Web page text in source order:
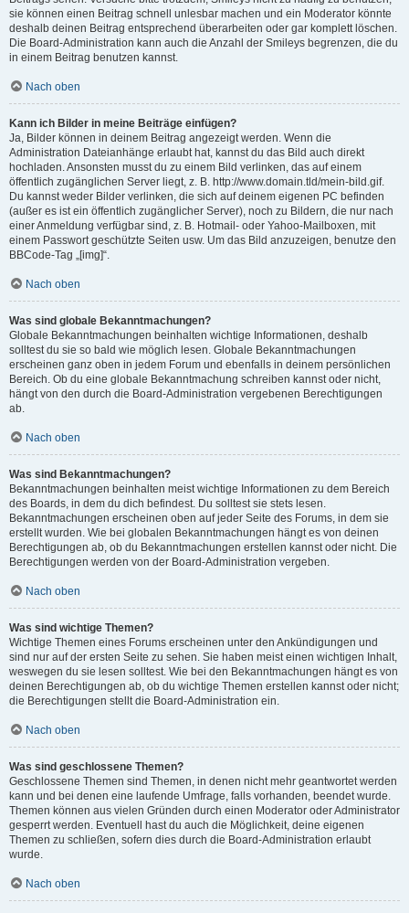
sie können einen Beitrag schnell unlesbar machen und ein Moderator könnte
deshalb deinen Beitrag entsprechend überarbeiten oder gar komplett löschen.
Die Board-Administration kann auch die Anzahl der Smileys begrenzen, die du
in einem Beitrag benutzen kannst.
Nach oben
Kann ich Bilder in meine Beiträge einfügen?
Ja, Bilder können in deinem Beitrag angezeigt werden. Wenn die
Administration Dateianhänge erlaubt hat, kannst du das Bild auch direkt
hochladen. Ansonsten musst du zu einem Bild verlinken, das auf einem
öffentlich zugänglichen Server liegt, z. B. http://www.domain.tld/mein-bild.gif.
Du kannst weder Bilder verlinken, die sich auf deinem eigenen PC befinden
(außer es ist ein öffentlich zugänglicher Server), noch zu Bildern, die nur nach
einer Anmeldung verfügbar sind, z. B. Hotmail- oder Yahoo-Mailboxen, mit
einem Passwort geschützte Seiten usw. Um das Bild anzuzeigen, benutze den
BBCode-Tag „[img]“.
Nach oben
Was sind globale Bekanntmachungen?
Globale Bekanntmachungen beinhalten wichtige Informationen, deshalb
solltest du sie so bald wie möglich lesen. Globale Bekanntmachungen
erscheinen ganz oben in jedem Forum und ebenfalls in deinem persönlichen
Bereich. Ob du eine globale Bekanntmachung schreiben kannst oder nicht,
hängt von den durch die Board-Administration vergebenen Berechtigungen
ab.
Nach oben
Was sind Bekanntmachungen?
Bekanntmachungen beinhalten meist wichtige Informationen zu dem Bereich
des Boards, in dem du dich befindest. Du solltest sie stets lesen.
Bekanntmachungen erscheinen oben auf jeder Seite des Forums, in dem sie
erstellt wurden. Wie bei globalen Bekanntmachungen hängt es von deinen
Berechtigungen ab, ob du Bekanntmachungen erstellen kannst oder nicht. Die
Berechtigungen werden von der Board-Administration vergeben.
Nach oben
Was sind wichtige Themen?
Wichtige Themen eines Forums erscheinen unter den Ankündigungen und
sind nur auf der ersten Seite zu sehen. Sie haben meist einen wichtigen Inhalt,
weswegen du sie lesen solltest. Wie bei den Bekanntmachungen hängt es von
deinen Berechtigungen ab, ob du wichtige Themen erstellen kannst oder nicht;
die Berechtigungen stellt die Board-Administration ein.
Nach oben
Was sind geschlossene Themen?
Geschlossene Themen sind Themen, in denen nicht mehr geantwortet werden
kann und bei denen eine laufende Umfrage, falls vorhanden, beendet wurde.
Themen können aus vielen Gründen durch einen Moderator oder Administrator
gesperrt werden. Eventuell hast du auch die Möglichkeit, deine eigenen
Themen zu schließen, sofern dies durch die Board-Administration erlaubt
wurde.
Nach oben